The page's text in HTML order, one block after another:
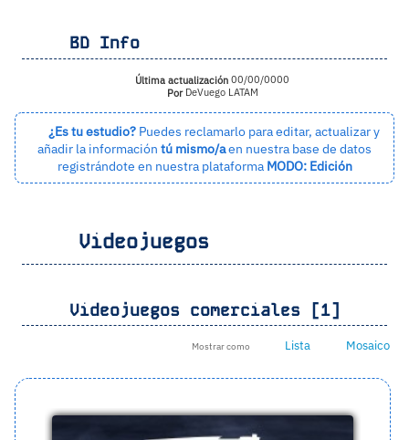
BD Info
Última actualización 00/00/0000
PorDeVuego LATAM
¿Es tu estudio? Puedes reclamarlo para editar, actualizar y
añadir la información tú mismo/aen nuestra base de datos
registrándote en nuestra plataforma MODO: Edición
Videojuegos
Videojuegos comerciales [1]
Mostrar como Lista Mosaico